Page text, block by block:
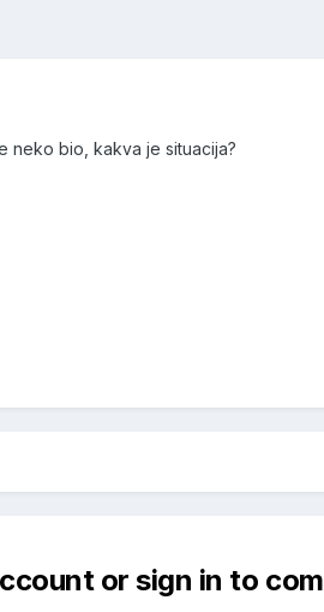
neko bio, kakva je situacija?
or sign in to